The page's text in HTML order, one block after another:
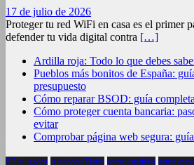
17 de julio de 2026
Proteger tu red WiFi en casa es el primer
defender tu vida digital contra […]
Ardilla roja: Todo lo que debes
Pueblos más bonitos de España:
presupuesto
Cómo reparar BSOD: guía
Cómo proteger cuenta bancaria:
evitar
Comprobar página web segura:
9.7 pulgadas Actividad Física actriz española actriz